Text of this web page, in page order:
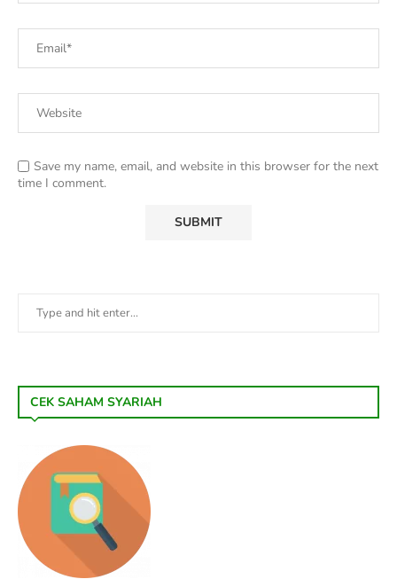
Save my name, email, and website in this browser for the next
time I comment.
CEK SAHAM SYARIAH